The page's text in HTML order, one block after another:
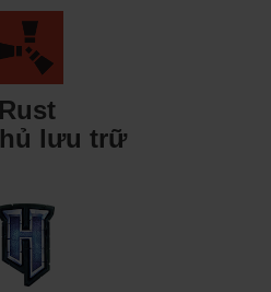
Rust
lưu trữ